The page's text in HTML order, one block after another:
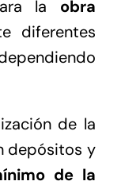
la obra
diferentes
de la
depósitos y
de la